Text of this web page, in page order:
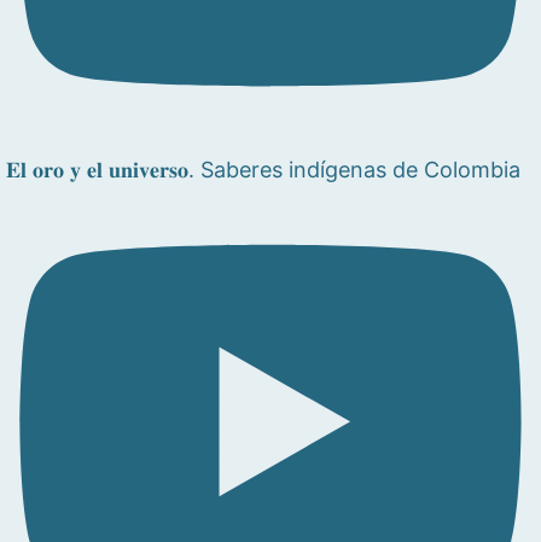
𝐄𝐥 𝐨𝐫𝐨 𝐲 𝐞𝐥 𝐮𝐧𝐢𝐯𝐞𝐫𝐬𝐨. Saberes indígenas de Colombia